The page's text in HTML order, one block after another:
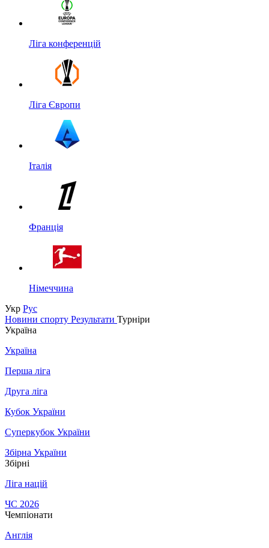
Ліга конференцій
Ліга Європи
Італія
Франція
Німеччина
Укр Рус
Новини спорту Результати Турніри
Україна
Україна
Перша ліга
Друга ліга
Кубок України
Суперкубок України
Збірна України
Збірні
Ліга націй
ЧС 2026
Чемпіонати
Англія